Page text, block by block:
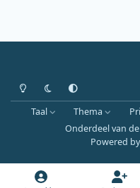
Heldere modus
Donkere modus
Systeemvoorkeur
Taal Thema
Onderdeel van
Powered by